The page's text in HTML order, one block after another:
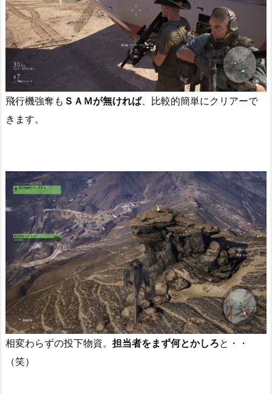
飛行機強奪も ＳＡＭが無ければ、比較的簡単にクリアーで
きます。
相変わらずの投下物資。 担当者をまず何とかしろと・・
（笑）